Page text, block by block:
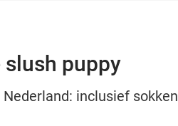
slush puppy
inclusief sokken